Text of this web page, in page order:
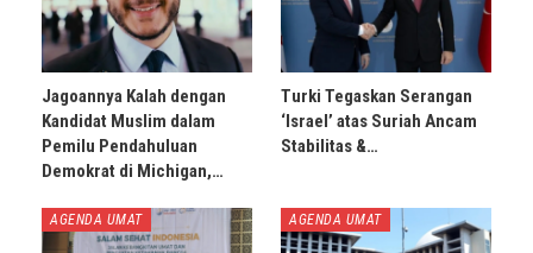
Jagoannya Kalah dengan
Kandidat Muslim dalam
Pemilu Pendahuluan
Demokrat di Michigan,…
Turki Tegaskan Serangan
‘Israel’ atas Suriah Ancam
Stabilitas &…
AGENDA UMAT AGENDA UMAT